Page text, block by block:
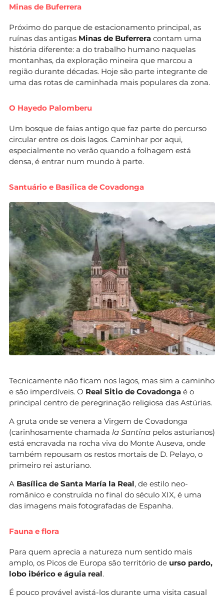
Minas de Buferrera
Próximo do parque de estacionamento principal, as
ruínas das antigas Minas de Buferrera contam uma
história diferente: a do trabalho humano naquelas
montanhas, da exploração mineira que marcou a
região durante décadas. Hoje são parte integrante de
uma das rotas de caminhada mais populares da zona.
O Hayedo Palomberu
Um bosque de faias antigo que faz parte do percurso
circular entre os dois lagos. Caminhar por aqui,
especialmente no verão quando a folhagem está
densa, é entrar num mundo à parte.
Santuário e Basílica de Covadonga
Tecnicamente não ficam nos lagos, mas sim a caminho
e são imperdíveis. O Real Sitio de Covadonga é o
principal centro de peregrinação religiosa das Astúrias.
A gruta onde se venera a Virgem de Covadonga
(carinhosamente chamada la Santina pelos asturianos)
está encravada na rocha viva do Monte Auseva, onde
também repousam os restos mortais de D. Pelayo, o
primeiro rei asturiano.
A Basílica de Santa María la Real, de estilo neo-
românico e construída no final do século XIX, é uma
das imagens mais fotografadas de Espanha.
Fauna e flora
Para quem aprecia a natureza num sentido mais
amplo, os Picos de Europa são território de urso pardo,
lobo ibérico e águia real.
É pouco provável avistá-los durante uma visita casual